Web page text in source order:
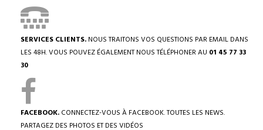
SERVICES CLIENTS. NOUS TRAITONS VOS QUESTIONS PAR EMAIL DANS
LES 48H. VOUS POUVEZ ÉGALEMENT NOUS TÉLÉPHONER AU 01 45 77 33
30
FACEBOOK. CONNECTEZ-VOUS À FACEBOOK. TOUTES LES NEWS.
PARTAGEZ DES PHOTOS ET DES VIDÉOS